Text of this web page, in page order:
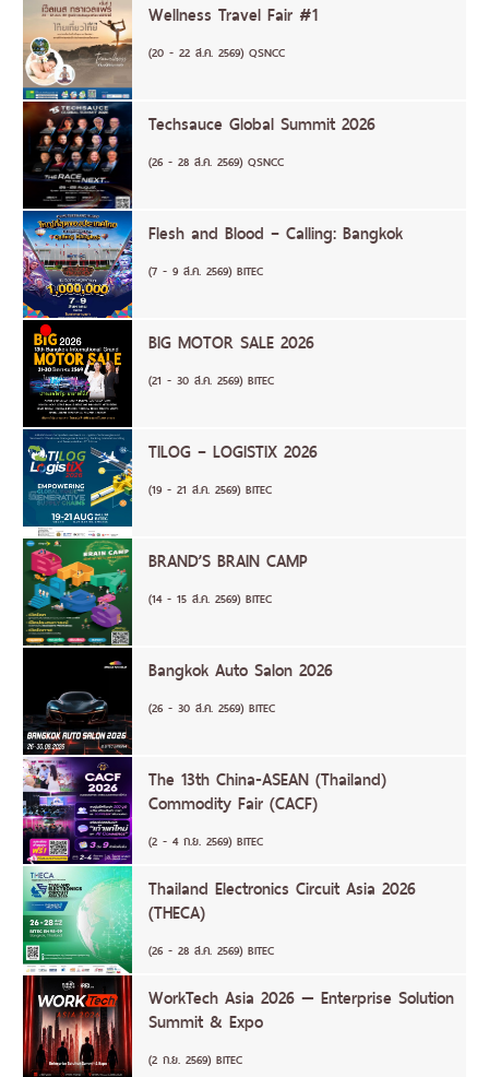
Wellness Travel Fair #1
(20 - 22 ส.ค. 2569) QSNCC
Techsauce Global Summit 2026
(26 - 28 ส.ค. 2569) QSNCC
Flesh and Blood – Calling: Bangkok
(7 - 9 ส.ค. 2569) BITEC
BIG MOTOR SALE 2026
(21 - 30 ส.ค. 2569) BITEC
TILOG – LOGISTIX 2026
(19 - 21 ส.ค. 2569) BITEC
BRAND’S BRAIN CAMP
(14 - 15 ส.ค. 2569) BITEC
Bangkok Auto Salon 2026
(26 - 30 ส.ค. 2569) BITEC
The 13th China-ASEAN (Thailand)
Commodity Fair (CACF)
(2 - 4 ก.ย. 2569) BITEC
Thailand Electronics Circuit Asia 2026
(THECA)
(26 - 28 ส.ค. 2569) BITEC
WorkTech Asia 2026 — Enterprise Solution
Summit & Expo
(2 ก.ย. 2569) BITEC